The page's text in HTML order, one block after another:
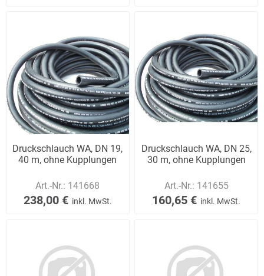
Druckschlauch WA, DN 19,
40 m, ohne Kupplungen
Art.-Nr.: 141668
238,00 € inkl. MwSt.
Druckschlauch WA, DN 25,
30 m, ohne Kupplungen
Art.-Nr.: 141655
160,65 € inkl. MwSt.